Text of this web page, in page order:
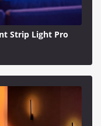
Strip Light Pro